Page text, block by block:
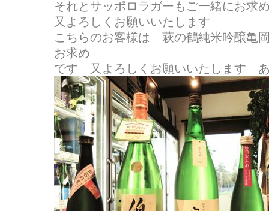
それとサッポロラガーもご一緒にお求
又よろしくお願いいたします
こちらのお客様は 萩の鶴純米吟醸亀
お求め
です 又よろしくお願いいたします